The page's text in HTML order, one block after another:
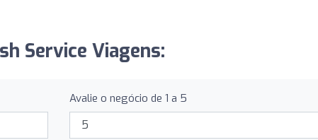
Service Viagens:
Avalie o negócio de 1 a 5